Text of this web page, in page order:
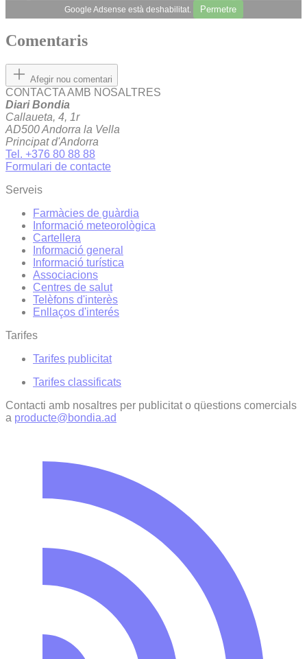
Google Adsense està deshabilitat. Permetre
Comentaris
Afegir nou comentari
CONTACTA AMB NOSALTRES
Diari Bondia
Callaueta, 4, 1r
AD500 Andorra la Vella
Principat d'Andorra
Tel. +376 80 88 88
Formulari de contacte
Serveis
Farmàcies de guàrdia
Informació meteorològica
Cartellera
Informació general
Informació turística
Associacions
Centres de salut
Telèfons d'interès
Enllaços d'interés
Tarifes
Tarifes publicitat
Tarifes classificats
Contacti amb nosaltres per publicitat o qüestions comercials
a producte@bondia.ad